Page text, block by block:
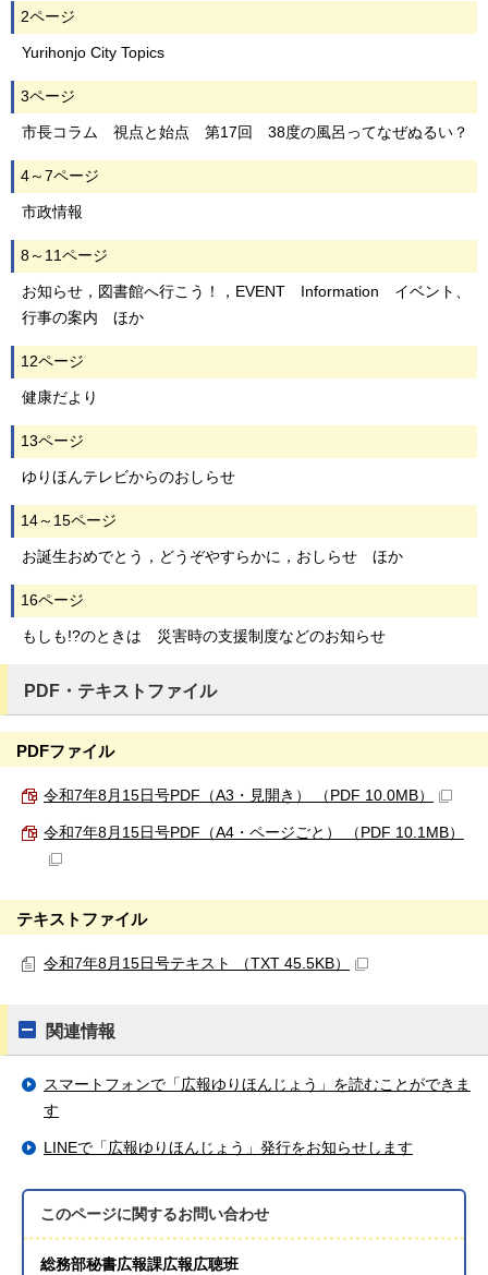
2ページ
Yurihonjo City Topics
3ページ
市長コラム 視点と始点 第17回 38度の風呂ってなぜぬるい？
4～7ページ
市政情報
8～11ページ
お知らせ，図書館へ行こう！，EVENT Information イベント、
行事の案内 ほか
12ページ
健康だより
13ページ
ゆりほんテレビからのおしらせ
14～15ページ
お誕生おめでとう，どうぞやすらかに，おしらせ ほか
16ページ
もしも!?のときは 災害時の支援制度などのお知らせ
PDF・テキストファイル
PDFファイル
令和7年8月15日号PDF（A3・見開き） （PDF 10.0MB）
令和7年8月15日号PDF（A4・ページごと） （PDF 10.1MB）
テキストファイル
令和7年8月15日号テキスト （TXT 45.5KB）
関連情報
スマートフォンで「広報ゆりほんじょう」を読むことができま
す
LINEで「広報ゆりほんじょう」発行をお知らせします
このページに関するお問い合わせ
総務部秘書広報課広報広聴班